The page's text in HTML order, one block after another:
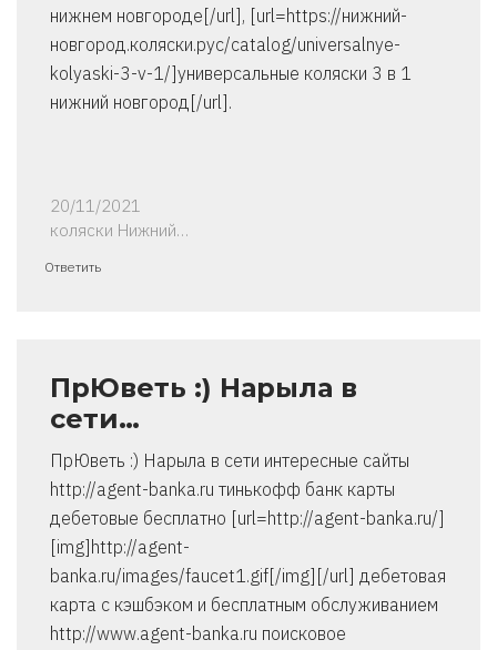
нижнем новгороде[/url], [url=https://нижний-
новгород.коляски.рус/catalog/universalnye-
kolyaski-3-v-1/]универсальные коляски 3 в 1
нижний новгород[/url].
20/11/2021
коляски Нижний…
Ответить
ПрЮветь :) Нарыла в
сети…
ПрЮветь :) Нарыла в сети интересные сайты
http://agent-banka.ru тинькофф банк карты
дебетовые бесплатно [url=http://agent-banka.ru/]
[img]http://agent-
banka.ru/images/faucet1.gif[/img][/url] дебетовая
карта с кэшбэком и бесплатным обслуживанием
http://www.agent-banka.ru поисковое